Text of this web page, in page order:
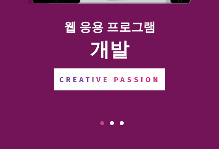
웹 응용 프로그램
개발
CREATIVE PASSION